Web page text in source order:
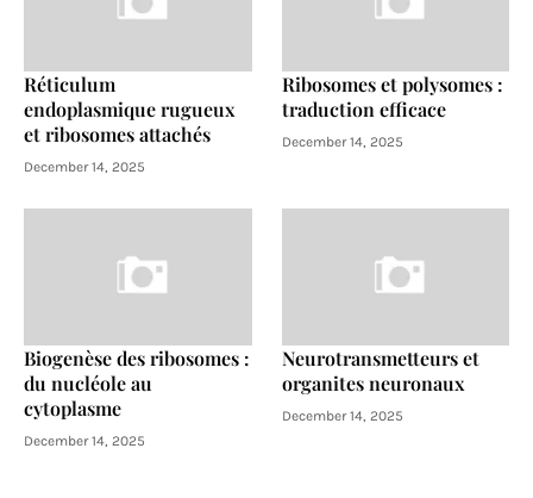
Réticulum
endoplasmique rugueux
et ribosomes attachés
December 14, 2025
Ribosomes et polysomes :
traduction efficace
December 14, 2025
Biogenèse des ribosomes :
du nucléole au
cytoplasme
December 14, 2025
Neurotransmetteurs et
organites neuronaux
December 14, 2025